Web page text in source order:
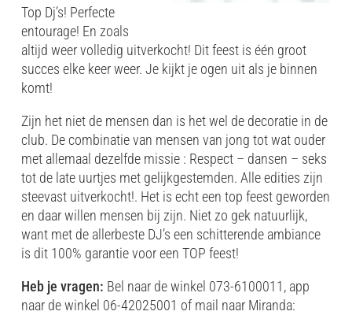
Top Dj’s! Perfecte
entourage! En zoals
altijd weer volledig uitverkocht! Dit feest is één groot
succes elke keer weer. Je kijkt je ogen uit als je binnen
komt!
Zijn het niet de mensen dan is het wel de decoratie in de
club. De combinatie van mensen van jong tot wat ouder
met allemaal dezelfde missie : Respect – dansen – seks
tot de late uurtjes met gelijkgestemden. Alle edities zijn
steevast uitverkocht!. Het is echt een top feest geworden
en daar willen mensen bij zijn. Niet zo gek natuurlijk,
want met de allerbeste DJ’s een schitterende ambiance
is dit 100% garantie voor een TOP feest!
Heb je vragen: Bel naar de winkel 073-6100011, app
naar de winkel 06-42025001 of mail naar Miranda: